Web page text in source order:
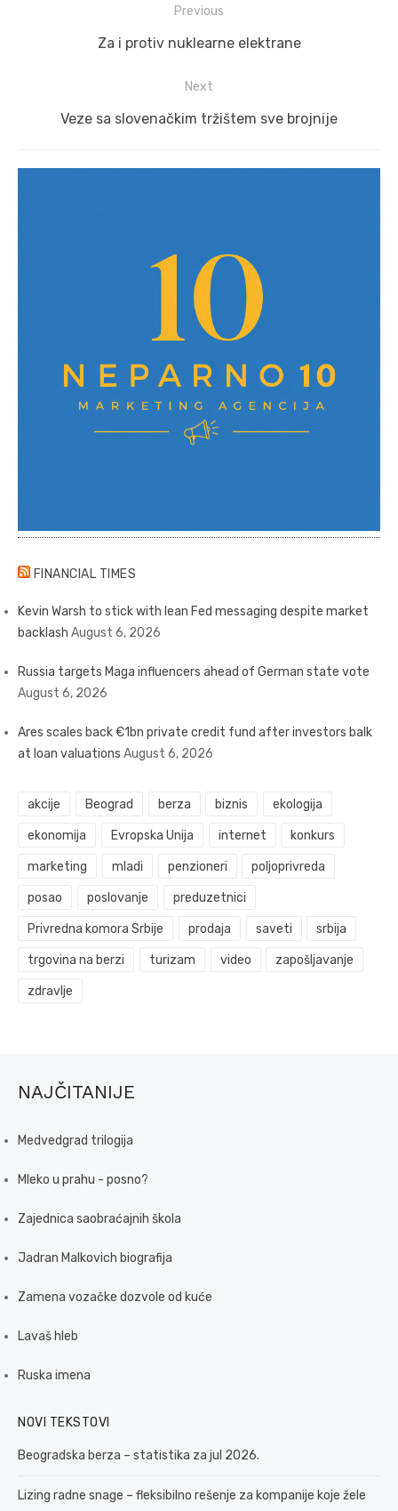
navigation
Previous
Previous
Za i protiv nuklearne elektrane
Next
Next
Veze sa slovenačkim tržištem sve brojnije
FINANCIAL TIMES
Kevin Warsh to stick with lean Fed messaging despite market
backlash August 6, 2026
Russia targets Maga influencers ahead of German state vote
August 6, 2026
Ares scales back €1bn private credit fund after investors balk
at loan valuations August 6, 2026
akcije Beograd berza biznis ekologija
ekonomija Evropska Unija internet konkurs
marketing mladi penzioneri poljoprivreda
posao poslovanje preduzetnici
Privredna komora Srbije prodaja saveti srbija
trgovina na berzi turizam video zapošljavanje
zdravlje
NAJČITANIJE
Medvedgrad trilogija
Mleko u prahu - posno?
Zajednica saobraćajnih škola
Jadran Malkovich biografija
Zamena vozačke dozvole od kuće
Lavaš hleb
Ruska imena
NOVI TEKSTOVI
Beogradska berza – statistika za jul 2026.
Lizing radne snage – fleksibilno rešenje za kompanije koje žele